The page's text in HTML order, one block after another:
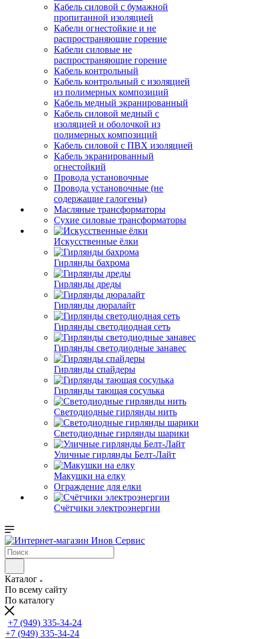
Кабель силовой с бумажной
пропитанной изоляцией
Кабели огнестойкие и не
распространяющие горение
Кабели силовые не
распространяющие горение
Кабель контрольный
Кабель контрольный с изоляцией
из полимерных композиций
Кабель медный экранированный
Кабель силовой медный с
изоляцией и оболочкой из
полимерных композиций
Кабель силовой с ПВХ изоляцией
Кабель экранированный
огнестойкий
Провода установочные
Провода установочные (не
содержащие галогены)
Масляные трансформаторы
Сухие силовые трансформаторы
Искусственные ёлки
Гирлянды бахрома
Гирлянды дреды
Гирлянды дюралайт
Гирлянды светодиодная сеть
Гирлянды светодиодные занавес
Гирлянды спайдеры
Гирлянды тающая сосулька
Светодиодные гирлянды нить
Светодиодные гирлянды шарики
Уличные гирлянды Белт-Лайт
Макушки на елку
Ограждение для елки
Счётчики электроэнергии
Каталог
По всему сайту
По каталогу
+7 (949) 335-34-24
+7 (949) 335-34-24